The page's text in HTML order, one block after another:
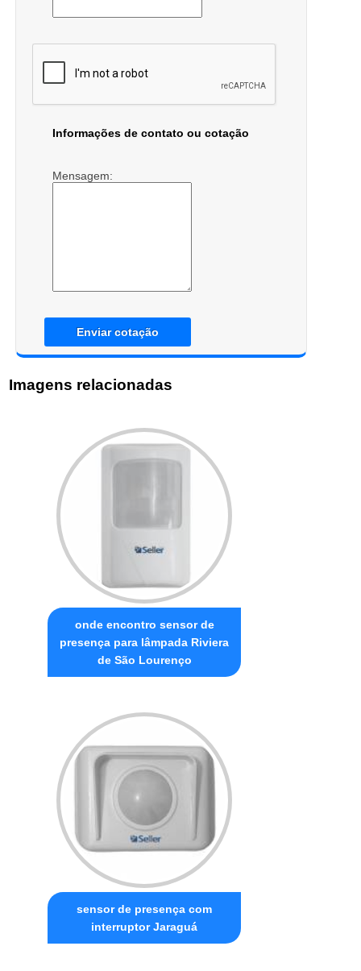
Informações de contato ou cotação
Mensagem:
Enviar cotação
Imagens relacionadas
onde encontro sensor de
presença para lâmpada Riviera
de São Lourenço
sensor de presença com
interruptor Jaraguá